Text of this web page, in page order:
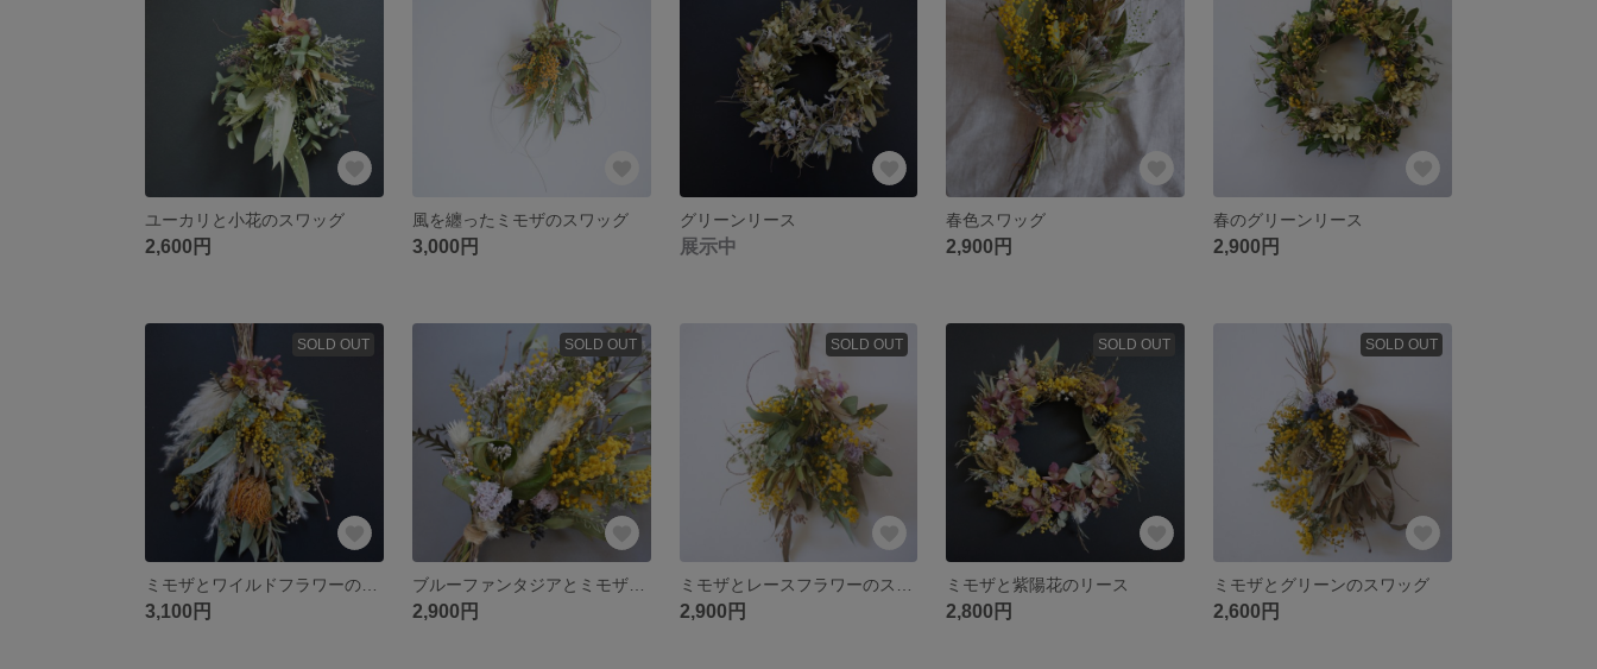
ユーカリと小花のスワッグ
2,600円
風を纏ったミモザのスワッグ
3,000円
グリーンリース
展示中
春色スワッグ
2,900円
春のグリーンリース
2,900円
SOLD OUT
3,100円
SOLD OUT
ブルーファンタジアとミモザのスワッグ
2,900円
SOLD OUT
2,900円
SOLD OUT
ミモザと紫陽花のリース
2,800円
SOLD OUT
ミモザとグリーンのスワッグ
2,600円